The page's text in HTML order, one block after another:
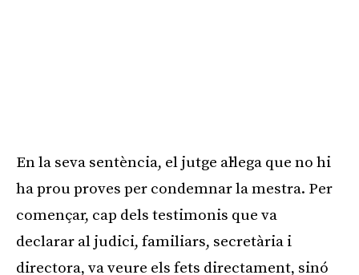
En la seva sentència, el jutge al·lega que no hi
ha prou proves per condemnar la mestra. Per
començar, cap dels testimonis que va
declarar al judici, familiars, secretària i
directora, va veure els fets directament, sinó